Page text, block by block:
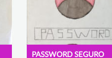
PASSWORD SEGURO